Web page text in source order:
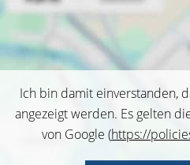
Ich bin damit einverstanden,
angezeigt werden. Es gelten
von Google (https://